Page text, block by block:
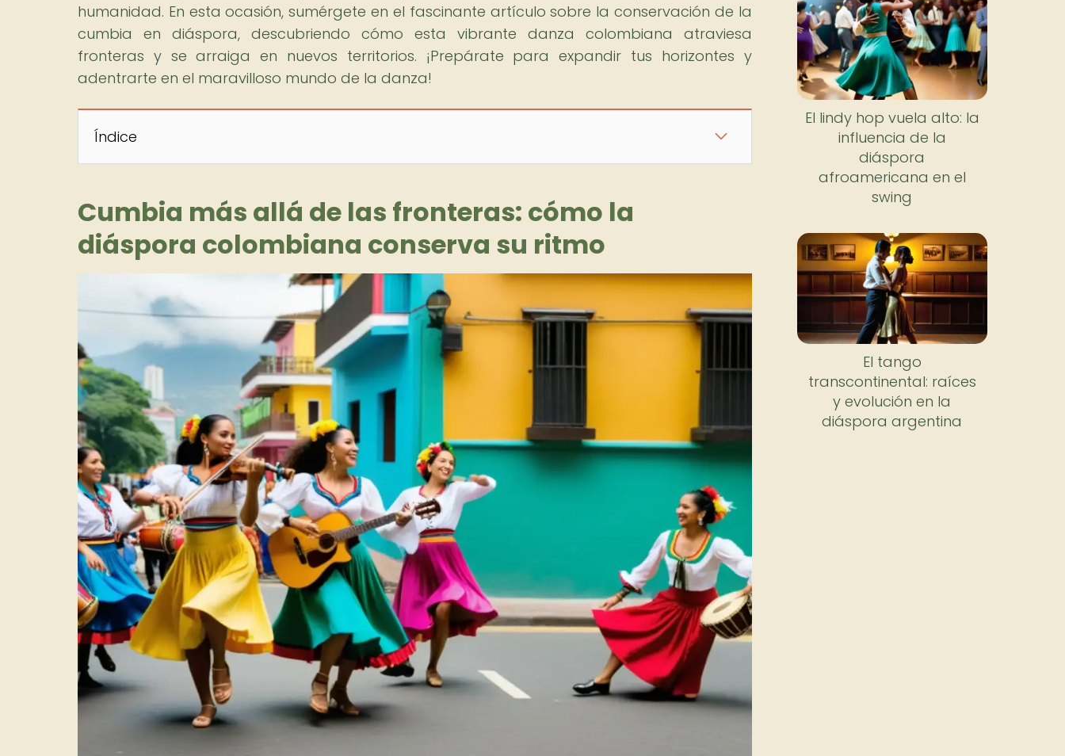
humanidad. En esta ocasión, sumérgete en el fascinante artículo sobre la conservación de la
cumbia en diáspora, descubriendo cómo esta vibrante danza colombiana atraviesa
fronteras y se arraiga en nuevos territorios. ¡Prepárate para expandir tus horizontes y
adentrarte en el maravilloso mundo de la danza!
Índice
Cumbia más allá de las fronteras: cómo la
diáspora colombiana conserva su ritmo
El lindy hop vuela alto: la
influencia de la
diáspora
afroamericana en el
swing
El tango
transcontinental: raíces
y evolución en la
diáspora argentina